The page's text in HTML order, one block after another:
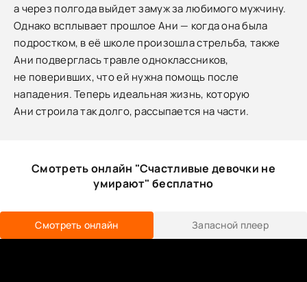
а через полгода выйдет замуж за любимого мужчину.
Однако всплывает прошлое Ани — когда она была
подростком, в её школе произошла стрельба, также
Ани подверглась травле одноклассников,
не поверивших, что ей нужна помощь после
нападения. Теперь идеальная жизнь, которую
Ани строила так долго, рассыпается на части.
Смотреть онлайн "Счастливые девочки не
умирают" бесплатно
Смотреть онлайн Запасной плеер